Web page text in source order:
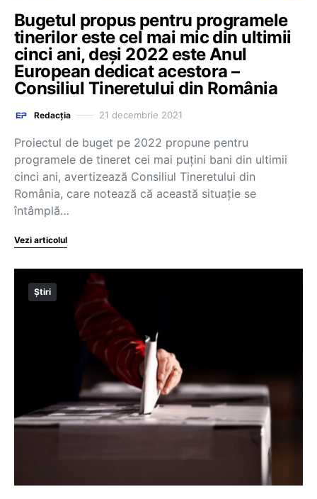
Bugetul propus pentru programele
tinerilor este cel mai mic din ultimii
cinci ani, deși 2022 este Anul
European dedicat acestora –
Consiliul Tineretului din România
Redacția 21 decembrie 2021
Proiectul de buget pe 2022 propune pentru
programele de tineret cei mai puțini bani din ultimii
cinci ani, avertizează Consiliul Tineretului din
România, care notează că această situație se
întâmplă…
Vezi articolul
Știri